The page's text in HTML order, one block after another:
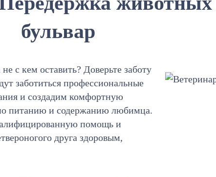
бульвар
с кем оставить? Доверьте заботу
заботиться профессиональные
и создадим комфортную
питанию и содержанию любимца.
помощь и
друга здоровым,